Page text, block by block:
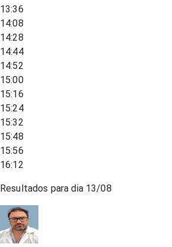
13:36
14:08
14:28
14:44
14:52
15:00
15:16
15:24
15:32
15:48
15:56
16:12
Resultados para dia 13/08